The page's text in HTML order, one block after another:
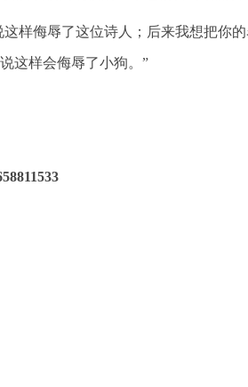
样侮辱了这位诗人；后来我想把你
这样会侮辱了小狗。”